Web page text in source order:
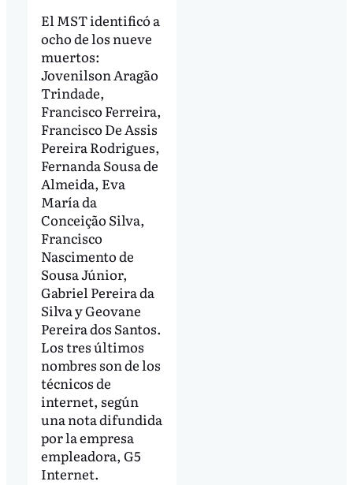
El MST identificó a
ocho de los nueve
muertos:
Jovenilson Aragão
Trindade,
Francisco Ferreira,
Francisco De Assis
Pereira Rodrigues,
Fernanda Sousa de
Almeida, Eva
María da
Conceição Silva,
Francisco
Nascimento de
Sousa Júnior,
Gabriel Pereira da
Silva y Geovane
Pereira dos Santos.
Los tres últimos
nombres son de los
técnicos de
internet, según
una nota difundida
por la empresa
empleadora, G5
Internet.